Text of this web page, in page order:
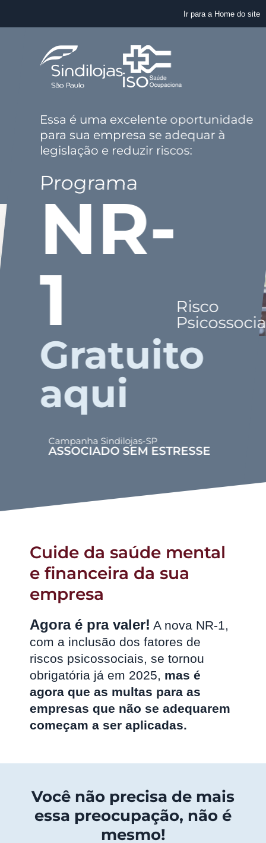
Ir para a Home do site
Essa é uma excelente oportunidade
para sua empresa se adequar à
legislação e reduzir riscos:
Programa
NR-
1
Risco
Gratuito
aqui
Campanha Sindilojas-SP
ASSOCIADO SEM ESTRESSE
Cuide da saúde mental
e financeira da sua
empresa
Agora é pra valer! A nova NR-1,
com a inclusão dos fatores de
riscos psicossociais, se tornou
obrigatória já em 2025, mas é
agora que as multas para as
empresas que não se adequarem
começam a ser aplicadas.
Você não precisa de mais
essa preocupação, não é
mesmo!